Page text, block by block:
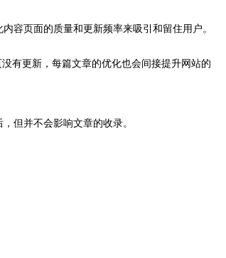
容页面的质量和更新频率来吸引和留住用户。
有更新，每篇文章的优化也会间接提升网站的
但并不会影响文章的收录。